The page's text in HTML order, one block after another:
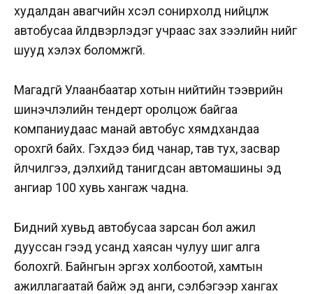
худалдан авагчийн хүсэл сонирхолд нийцүүлж
автобусаа үйлдвэрлэдэг учраас зах зээлийн үнийг
шууд хэлэх боломжгүй.
Магадгүй Улаанбаатар хотын нийтийн тээврийн
шинэчлэлийн тендерт оролцож байгаа
компаниудаас манай автобус хямдхандаа
орохгүй байх. Гэхдээ бид чанар, тав тух, засвар
үйлчилгээ, дэлхийд танигдсан автомашины эд
ангиар 100 хувь хангаж чадна.
Бидний хувьд автобусаа зарсан бол ажил
дууссан гээд усанд хаясан чулуу шиг алга
болохгүй. Байнгын эргэх холбоотой, хамтын
ажиллагаатай байж эд анги, сэлбэгээр хангах